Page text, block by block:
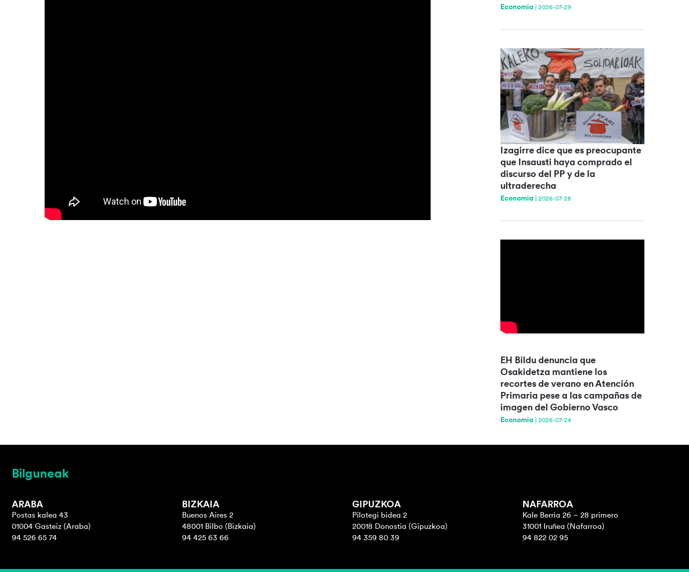
Economia 2026-07-29
Izagirre dice que es preocupante
que Insausti haya comprado el
discurso del PP y de la
ultraderecha
Economia 2026-07-28
EH Bildu denuncia que
Osakidetza mantiene los
recortes de verano en Atención
Primaria pese a las campañas de
imagen del Gobierno Vasco
Economia 2026-07-24
Bilguneak
ARABA
Postas kalea 43
01004 Gasteiz (Araba)
94 526 65 74
BIZKAIA
Buenos Aires 2
48001 Bilbo (Bizkaia)
94 425 63 66
GIPUZKOA
Pilotegi bidea 2
20018 Donostia (Gipuzkoa)
94 359 80 39
NAFARROA
Kale Berria 26 – 28 primero
31001 Iruñea (Nafarroa)
94 822 02 95